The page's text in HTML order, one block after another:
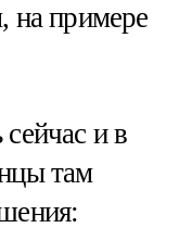
на примере
и в
там